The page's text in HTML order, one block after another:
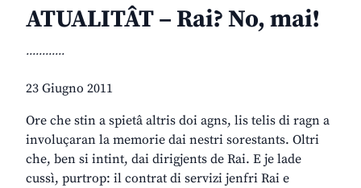
ATUALITÂT – Rai? No, mai!
............
23 Giugno 2011
Ore che stin a spietâ altris doi agns, lis telis di ragn a
involuçaran la memorie dai nestri sorestants. Oltri
che, ben si intint, dai dirigjents de Rai. E je lade
cussì, purtrop: il contrat di servizi jenfri Rai e